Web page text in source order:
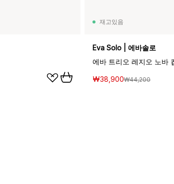
재고있음
Eva Solo | 에바솔로
에바 트리오 레지오 노바
₩38,900₩44,200